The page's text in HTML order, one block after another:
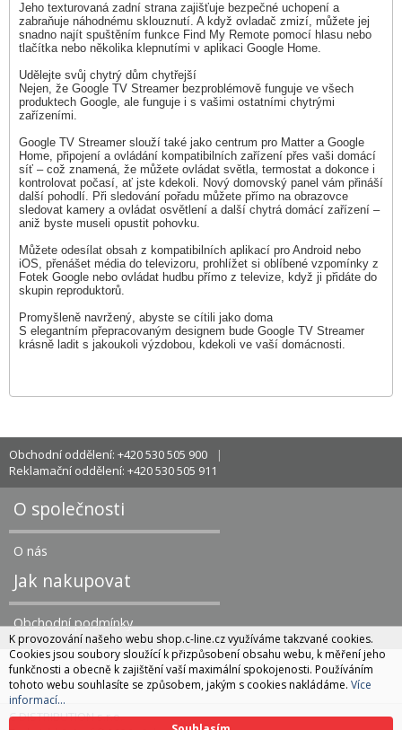
Jeho texturovaná zadní strana zajišťuje bezpečné uchopení a
zabraňuje náhodnému sklouznutí. A když ovladač zmizí, můžete jej
snadno najít spuštěním funkce Find My Remote pomocí hlasu nebo
tlačítka nebo několika klepnutími v aplikaci Google Home.
Udělejte svůj chytrý dům chytřejší
Nejen, že Google TV Streamer bezproblémově funguje ve všech
produktech Google, ale funguje i s vašimi ostatními chytrými
zařízeními.
Google TV Streamer slouží také jako centrum pro Matter a Google
Home, připojení a ovládání kompatibilních zařízení přes vaši domácí
síť – což znamená, že můžete ovládat světla, termostat a dokonce i
kontrolovat počasí, ať jste kdekoli. Nový domovský panel vám přináší
další pohodlí. Při sledování pořadu můžete přímo na obrazovce
sledovat kamery a ovládat osvětlení a další chytrá domácí zařízení –
aniž byste museli opustit pohovku.
Můžete odesílat obsah z kompatibilních aplikací pro Android nebo
iOS, přenášet média do televizoru, prohlížet si oblíbené vzpomínky z
Fotek Google nebo ovládat hudbu přímo z televize, když ji přidáte do
skupin reproduktorů.
Promyšleně navržený, abyste se cítili jako doma
S elegantním přepracovaným designem bude Google TV Streamer
krásně ladit s jakoukoli výzdobou, kdekoli ve vaší domácnosti.
Obchodní oddělení: +420 530 505 900
Reklamační oddělení: +420 530 505 911
O společnosti
O nás
Jak nakupovat
Obchodní podmínky
C DISTRIBUTION s.r.o.
K provozování našeho webu shop.c-line.cz využíváme takzvané cookies.
Cookies jsou soubory sloužící k přizpůsobení obsahu webu, k měření jeho
funkčnosti a obecně k zajištění vaší maximální spokojenosti. Používáním
tohoto webu souhlasíte se způsobem, jakým s cookies nakládáme. Více
informací...